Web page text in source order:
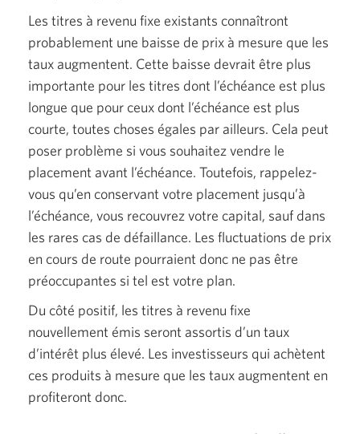
Les titres à revenu fixe existants connaîtront
probablement une baisse de prix à mesure que les
taux augmentent. Cette baisse devrait être plus
importante pour les titres dont l’échéance est plus
longue que pour ceux dont l’échéance est plus
courte, toutes choses égales par ailleurs. Cela peut
poser problème si vous souhaitez vendre le
placement avant l’échéance. Toutefois, rappelez-
vous qu’en conservant votre placement jusqu’à
l’échéance, vous recouvrez votre capital, sauf dans
les rares cas de défaillance. Les fluctuations de prix
en cours de route pourraient donc ne pas être
préoccupantes si tel est votre plan.
Du côté positif, les titres à revenu fixe
nouvellement émis seront assortis d’un taux
d’intérêt plus élevé. Les investisseurs qui achètent
ces produits à mesure que les taux augmentent en
profiteront donc.